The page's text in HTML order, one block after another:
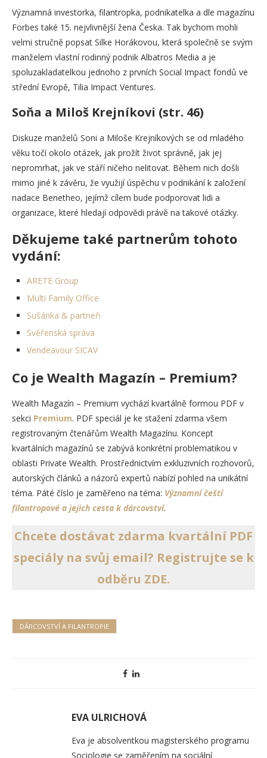
Významná investorka, filantropka, podnikatelka a dle magazínu
Forbes také 15. nejvlivnější žena Česka. Tak bychom mohli
velmi stručně popsat Silke Horákovou, která společně se svým
manželem vlastní rodinný podnik Albatros Media a je
spoluzakladatelkou jednoho z prvních Social Impact fondů ve
střední Evropě, Tilia Impact Ventures.
Soňa a Miloš Krejníkovi (str. 46)
Diskuze manželů Soni a Miloše Krejníkových se od mladého
věku točí okolo otázek, jak prožít život správně, jak jej
nepromrhat, jak ve stáří ničeho nelitovat. Během nich došli
mimo jiné k závěru, že využijí úspěchu v podnikání k založení
nadace Benetheo, jejímž cílem bude podporovat lidi a
organizace, které hledají odpovědi právě na takové otázky.
Děkujeme také partnerům tohoto
vydání:
ARETE Group
Multi Family Office
Sušánka & partneři
Svěřenská správa
Vendeavour SICAV
Co je Wealth Magazín – Premium?
Wealth Magazín – Premium vychází kvartálně formou PDF v
sekci Premium. PDF speciál je ke stažení zdarma všem
registrovaným čtenářům Wealth Magazínu. Koncept
kvartálních magazínů se zabývá konkrétní problematikou v
oblasti Private Wealth. Prostřednictvím exkluzivních rozhovorů,
autorských článků a názorů expertů nabízí pohled na unikátní
téma. Páté číslo je zaměřeno na téma: Významní čeští
filantropové a jejich cesta k dárcovství.
Chcete dostávat zdarma kvartální PDF
speciály na svůj email? Registrujte se k
odběru ZDE.
DÁRCOVSTVÍ A FILANTROPIE
EVA ULRICHOVÁ
Eva je absolventkou magisterského programu
Sociologie se zaměřením na sociální